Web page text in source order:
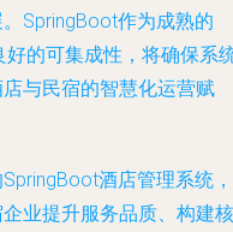
SpringBoot作为成熟的
的可集成性，将确保系
与民宿的智慧化运营赋
酒店管理系统，
业提升服务品质、构建核